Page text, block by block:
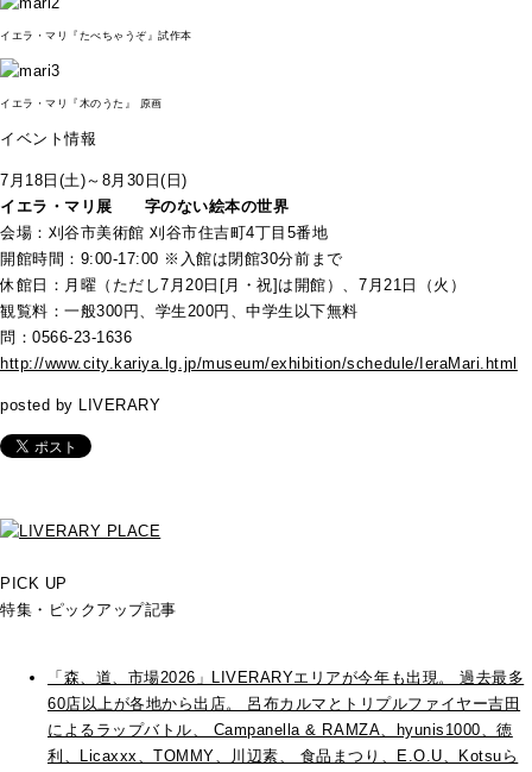
イエラ・マリ『たべちゃうぞ』試作本
イエラ・マリ『木のうた』 原画
イベント情報
7月18日(土)～8月30日(日)
イエラ・マリ展 字のない絵本の世界
会場：刈谷市美術館 刈谷市住吉町4丁目5番地
開館時間：9:00-17:00 ※入館は閉館30分前まで
休館日：月曜（ただし7月20日[月・祝]は開館）、7月21日（火）
観覧料：一般300円、学生200円、中学生以下無料
問：0566-23-1636
http://www.city.kariya.lg.jp/museum/exhibition/schedule/IeraMari.html
posted by LIVERARY
PICK UP
特集・ピックアップ記事
「森、道、市場2026」LIVERARYエリアが今年も出現。 過去最多
60店以上が各地から出店。 呂布カルマとトリプルファイヤー吉田
によるラップバトル、 Campanella & RAMZA、hyunis1000、徳
利、Licaxxx、TOMMY、川辺素、 食品まつり、E.O.U、Kotsuら